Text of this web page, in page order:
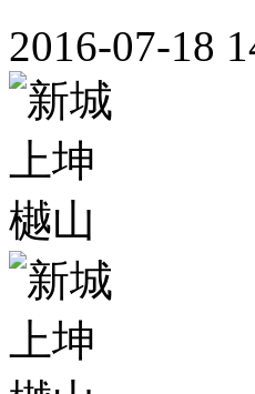
2016-07-18